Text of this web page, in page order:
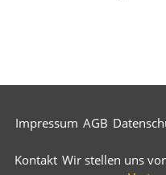
Impressum AGB
Kontakt Wir stellen uns vor